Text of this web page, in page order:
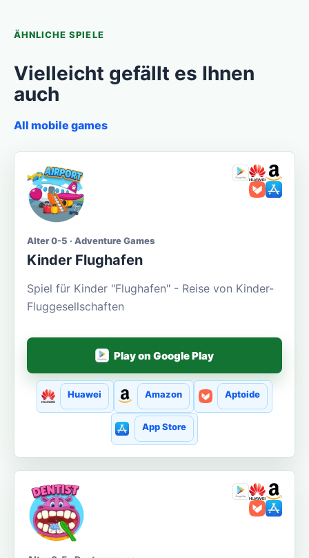
ÄHNLICHE SPIELE
Vielleicht gefällt es Ihnen
auch
All mobile games
Alter 0-5 · Adventure Games
Kinder Flughafen
Spiel für Kinder "Flughafen" - Reise von Kinder-
Fluggesellschaften
Play on Google Play
Huawei Amazon Aptoide
App Store